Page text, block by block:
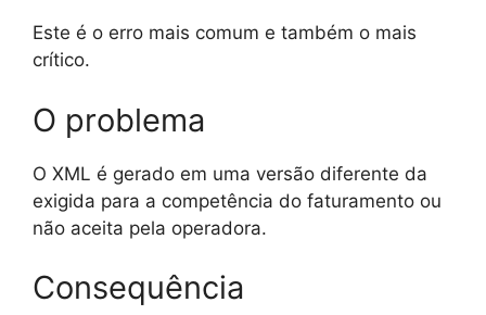
Este é o erro mais comum e também o mais
crítico.
O problema
O XML é gerado em uma versão diferente da
exigida para a competência do faturamento ou
não aceita pela operadora.
Consequência